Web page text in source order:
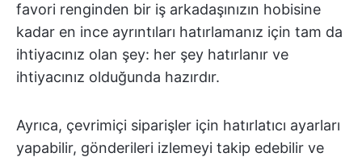
favori renginden bir iş arkadaşınızın hobisine
kadar en ince ayrıntıları hatırlamanız için tam da
ihtiyacınız olan şey: her şey hatırlanır ve
ihtiyacınız olduğunda hazırdır.
Ayrıca, çevrimiçi siparişler için hatırlatıcı ayarları
yapabilir, gönderileri izlemeyi takip edebilir ve